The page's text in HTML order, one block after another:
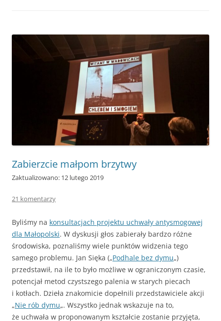
Zabierzcie małpom brzytwy
Zaktualizowano: 12 lutego 2019
21 komentarzy
Byliśmy na konsultacjach projektu uchwały antysmogowej
dla Małopolski. W dyskusji głos zabierały bardzo różne
środowiska, poznaliśmy wiele punktów widzenia tego
samego problemu. Jan Sięka („Podhale bez dymu„)
przedstawił, na ile to było możliwe w ograniczonym czasie,
potencjał metod czystszego palenia w starych piecach
i kotłach. Dzieła znakomicie dopełnili przedstawiciele akcji
„Nie rób dymu„. Wszystko jednak wskazuje na to,
że uchwała w proponowanym kształcie zostanie przyjęta,